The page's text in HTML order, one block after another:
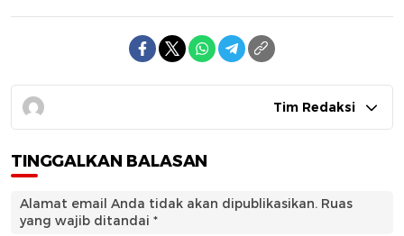
Tim Redaksi
TINGGALKAN BALASAN
Alamat email Anda tidak akan dipublikasikan. Ruas
yang wajib ditandai *